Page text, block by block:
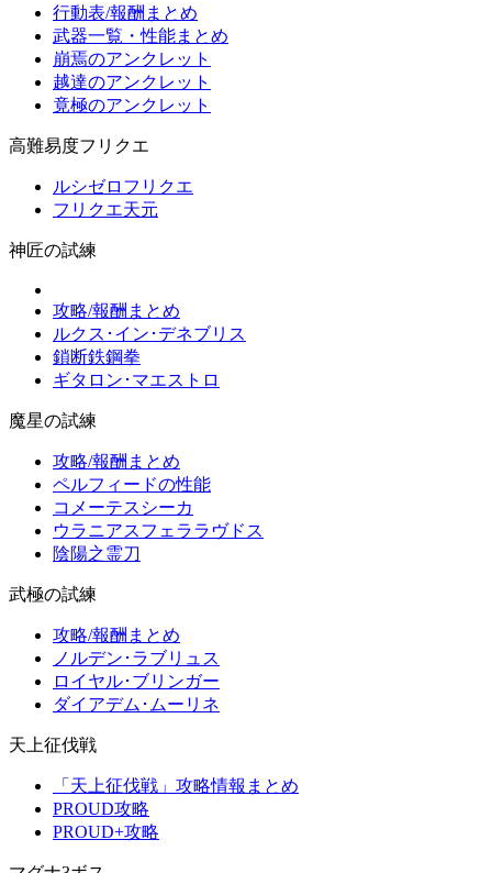
行動表/報酬まとめ
武器一覧・性能まとめ
崩焉のアンクレット
越達のアンクレット
竟極のアンクレット
高難易度フリクエ
ルシゼロフリクエ
フリクエ天元
神匠の試練
攻略/報酬まとめ
ルクス･イン･デネブリス
鎖断鉄鋼拳
ギタロン･マエストロ
魔星の試練
攻略/報酬まとめ
ペルフィードの性能
コメーテスシーカ
ウラニアスフェララヴドス
陰陽之霊刀
武極の試練
攻略/報酬まとめ
ノルデン･ラブリュス
ロイヤル･ブリンガー
ダイアデム･ムーリネ
天上征伐戦
「天上征伐戦」攻略情報まとめ
PROUD攻略
PROUD+攻略